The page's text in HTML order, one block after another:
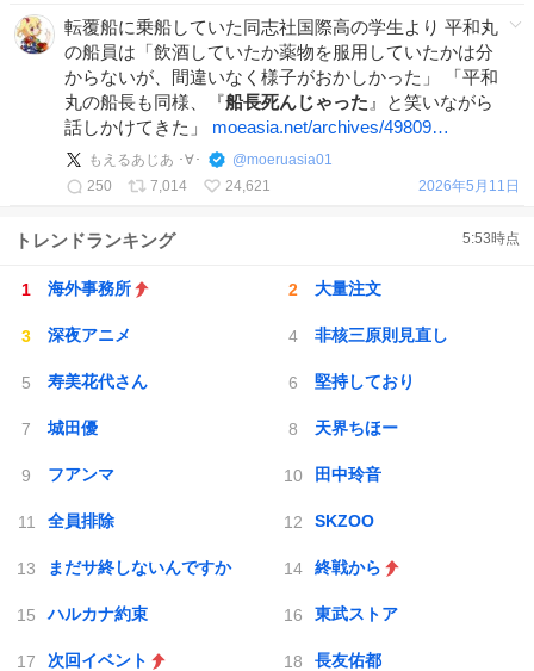
転覆船に乗船していた同志社国際高の学生より 平和丸
の船員は「飲酒していたか薬物を服用していたかは分
からないが、間違いなく様子がおかしかった」 「平和
丸の船長も同様、『船長死んじゃった 』と笑いながら
話しかけてきた」 moeasia.net/archives/49809…
もえるあじあ ･∀･ @moeruasia01
250
7,014 24,621 2026年5月11日
トレンドランキング 5:53時点
海外事務所 大量注文
深夜アニメ 非核三原則見直し
寿美花代さん 堅持しており
城田優 天界ちほー
フアンマ 田中玲音
全員排除 SKZOO
まだサ終しないんですか 終戦から
ハルカナ約束 東武ストア
次回イベント 長友佑都